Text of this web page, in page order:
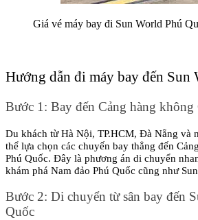
Giá vé máy bay đi Sun World Phú
Hướng dẫn đi máy bay đến Sun
Bước 1: Bay đến Cảng hàng không
Du khách từ Hà Nội, TP.HCM, Đà Nẵng và
thể lựa chọn các chuyến bay thẳng đến
Phú Quốc. Đây là phương án di chuyển
khám phá Nam đảo Phú Quốc cũng như
Bước 2: Di chuyển từ sân bay đến
Quốc